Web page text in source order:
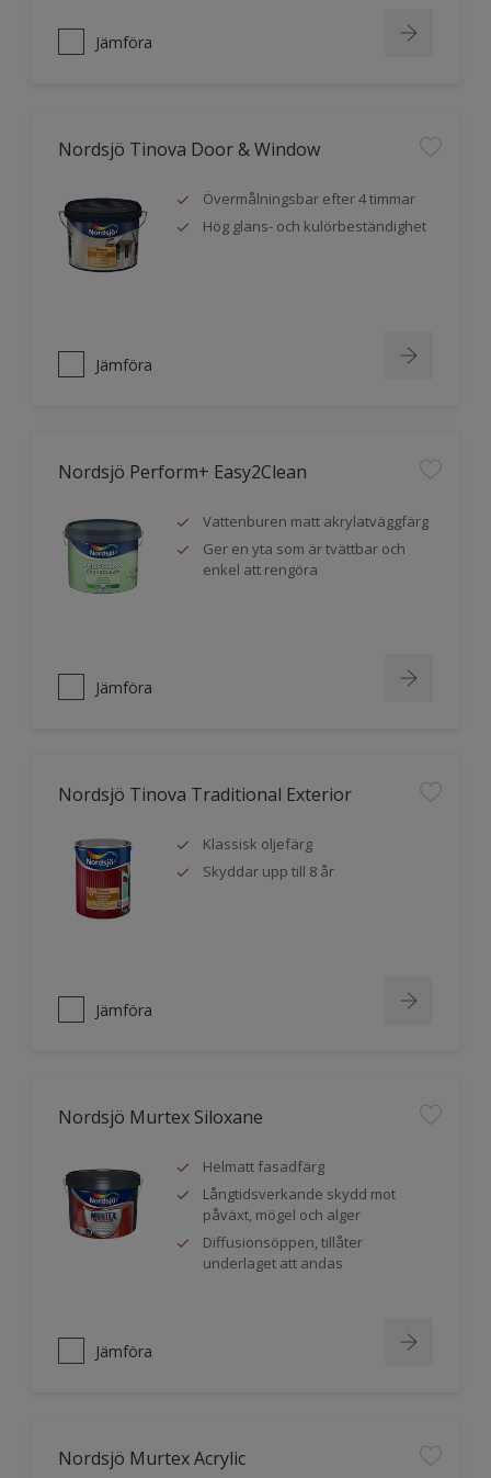
Jämföra
Nordsjö Tinova Door & Window
Övermålningsbar efter 4 timmar
Hög glans- och kulörbeständighet
Jämföra
Nordsjö Perform+ Easy2Clean
Vattenburen matt akrylatväggfärg
Ger en yta som är tvättbar och
enkel att rengöra
Jämföra
Nordsjö Tinova Traditional Exterior
Klassisk oljefärg
Skyddar upp till 8 år
Jämföra
Nordsjö Murtex Siloxane
Helmatt fasadfärg
Långtidsverkande skydd mot
påväxt, mögel och alger
Diffusionsöppen, tillåter
underlaget att andas
Jämföra
Nordsjö Murtex Acrylic